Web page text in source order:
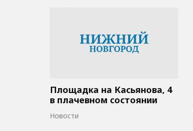
Площадка на Касьянова, 4
в плачевном состоянии
Новости